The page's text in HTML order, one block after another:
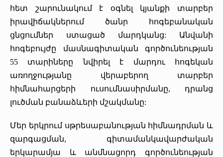
հետ շարունակում է օգնել կյանքի տարբեր
իրավիճակներում ծանր հոգեբանական
ցնցումներ ստացած մարդկանց: Անվանի
հոգեբույժը մասնագիտական գործունեության
55 տարիները նվիրել է մարդու հոգեկան
առողջությանը վերաբերող տարբեր
հիմնահարցերի ուսումնասիրմանը, դրանց
լուծման բանաձևերի մշակմանը:
Մեր երկրում սթրեսաբանության հիմնադրման և
զարգացման, գիտամանկավարժական
երկարամյա և անմնացորդ գործունեության